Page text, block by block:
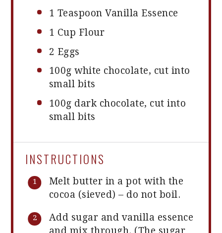
1 Teaspoon Vanilla Essence
1 Cup Flour
2 Eggs
100g white chocolate, cut into
small bits
100g dark chocolate, cut into
small bits
INSTRUCTIONS
Melt butter in a pot with the
cocoa (sieved) – do not boil.
Add sugar and vanilla essence